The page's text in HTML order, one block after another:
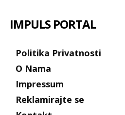
IMPULS PORTAL
Politika Privatnosti
O Nama
Impressum
Reklamirajte se